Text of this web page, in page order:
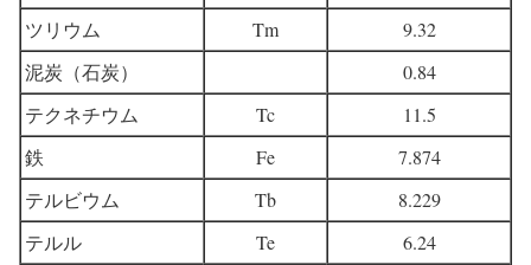
ツリウム
Tm
9.32
泥炭（石炭）
0.84
テクネチウム
Tc
11.5
鉄
Fe
7.874
テルビウム
Tb
8.229
テルル
Te
6.24